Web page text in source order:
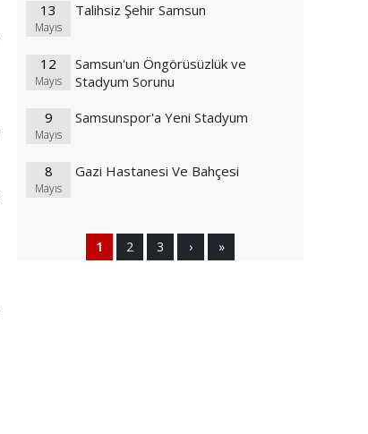
13
Mayıs
Talihsiz Şehir Samsun
12
Mayıs
Samsun'un Öngörüsüzlük ve
Stadyum Sorunu
9
Mayıs
Samsunspor'a Yeni Stadyum
8
Mayıs
Gazi Hastanesi Ve Bahçesi
1 2 3 › »